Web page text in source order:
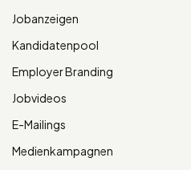
Jobanzeigen
Kandidatenpool
Employer Branding
Jobvideos
E-Mailings
Medienkampagnen